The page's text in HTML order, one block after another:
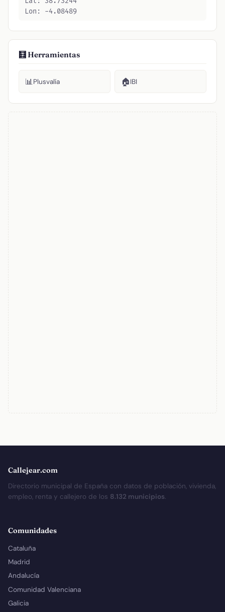
Lon: -4.08489
🧮 Herramientas
📊Plusvalía 🏠IBI
Callejear.com
Directorio municipal de España con datos de población, vivienda,
empleo, renta y callejero de los 8.132 municipios.
Comunidades
Cataluña
Madrid
Andalucía
Comunidad Valenciana
Galicia